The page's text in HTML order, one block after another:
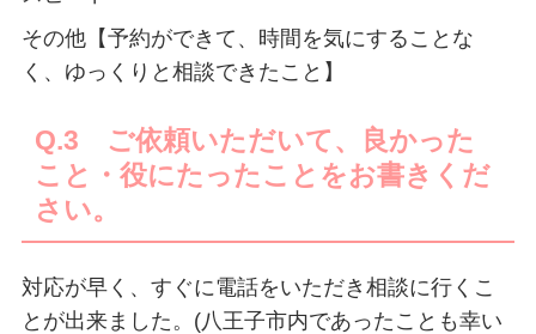
その他【予約ができて、時間を気にすることな
く、ゆっくりと相談できたこと】
Q.3 ご依頼いただいて、良かった
こと・役にたったことをお書きくだ
さい。
対応が早く、すぐに電話をいただき相談に行くこ
とが出来ました。(八王子市内であったことも幸い